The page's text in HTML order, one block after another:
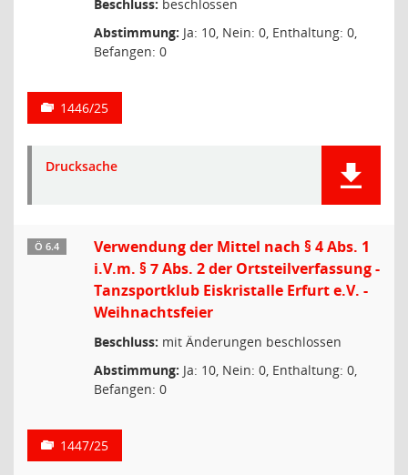
Beschluss: beschlossen
Abstimmung: Ja: 10, Nein: 0, Enthaltung: 0,
Befangen: 0
1446/25
Drucksache
Ö 6.4
Verwendung der Mittel nach § 4 Abs. 1
i.V.m. § 7 Abs. 2 der Ortsteilverfassung -
Tanzsportklub Eiskristalle Erfurt e.V. -
Weihnachtsfeier
Beschluss: mit Änderungen beschlossen
Abstimmung: Ja: 10, Nein: 0, Enthaltung: 0,
Befangen: 0
1447/25